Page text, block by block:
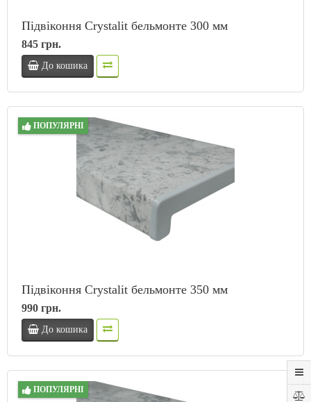
Підвіконня Crystalit бельмонте 300 мм
845 грн.
До кошика
ПОПУЛЯРНІ
Підвіконня Crystalit бельмонте 350 мм
990 грн.
До кошика
ПОПУЛЯРНІ